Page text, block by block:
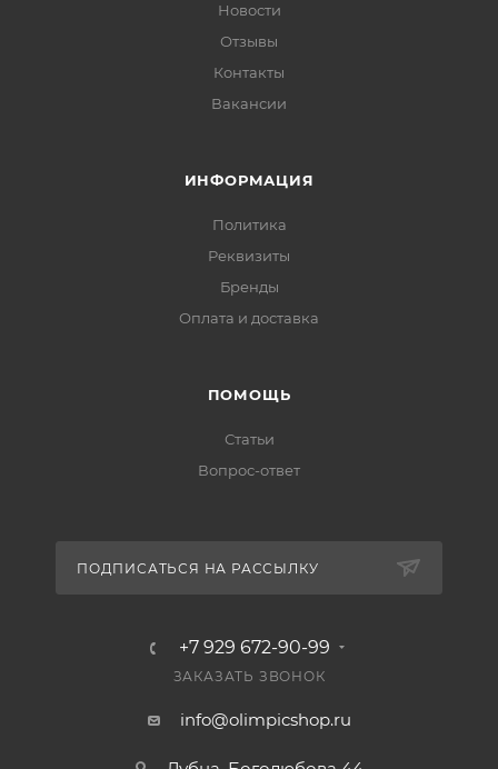
Новости
Отзывы
Контакты
Вакансии
ИНФОРМАЦИЯ
Политика
Реквизиты
Бренды
Оплата и доставка
ПОМОЩЬ
Статьи
Вопрос-ответ
ПОДПИСАТЬСЯ НА РАССЫЛКУ
+7 929 672-90-99
ЗАКАЗАТЬ ЗВОНОК
info@olimpicshop.ru